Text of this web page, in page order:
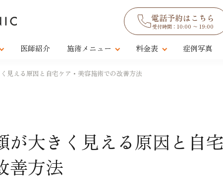
電話予約はこちら
受付時間：10:00 〜 19:00
医師紹介 施術メニュー 料金表 症例写真
見える原因と自宅ケア・美容施術での改善方法
が大きく見える原因と自
善方法